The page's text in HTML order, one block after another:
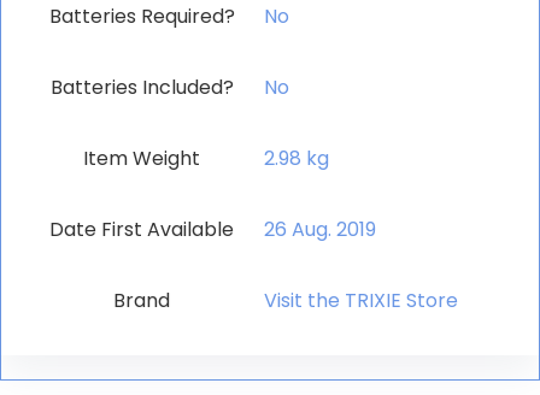
Batteries Required? ‎No
Batteries Included? ‎No
Item Weight ‎2.98 kg
Date First Available 26 Aug. 2019
Brand Visit the TRIXIE Store